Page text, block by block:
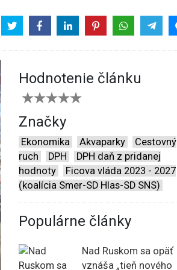
Hodnotenie článku
Značky
Ekonomika Akvaparky
Cestovný
ruch
DPH
DPH daň z pridanej
hodnoty
Ficova vláda 2023 - 2027
(koalícia Smer-SD Hlas-SD SNS)
Populárne články
Nad Ruskom sa opäť
vznáša „tieň nového